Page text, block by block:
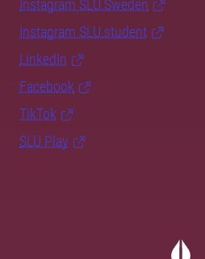
Instagram SLU.Sweden
Instagram SLU.student
LinkedIn
Facebook
TikTok
SLU Play